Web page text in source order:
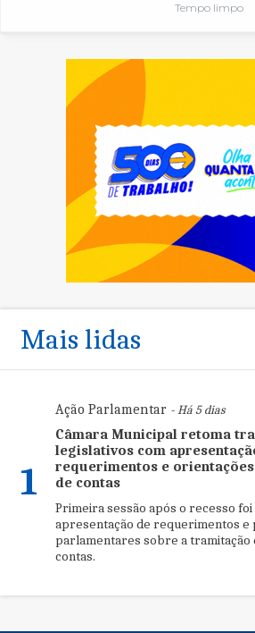
Tempo limpo
Mais lidas
1
Ação Parlamentar - Há 5 dias
Câmara Municipal retoma
legislativos com
requerimentos e
de contas
Primeira sessão após o recesso
apresentação de requerimentos e
parlamentares sobre a tramitação
contas.